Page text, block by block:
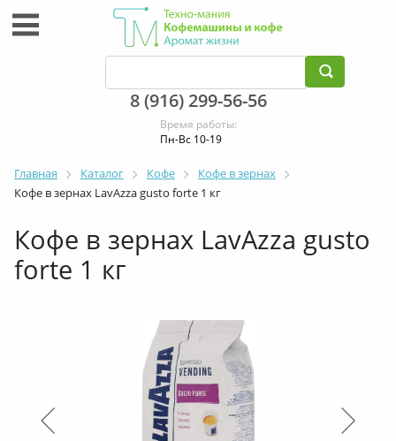
8 (916) 299-56-56
Время работы:
Пн-Вс 10-19
Главная Каталог Кофе
Кофе в зернах
Кофе в зернах LavAzza gusto forte 1 кг
Кофе в зернах LavAzza gusto
forte 1 кг